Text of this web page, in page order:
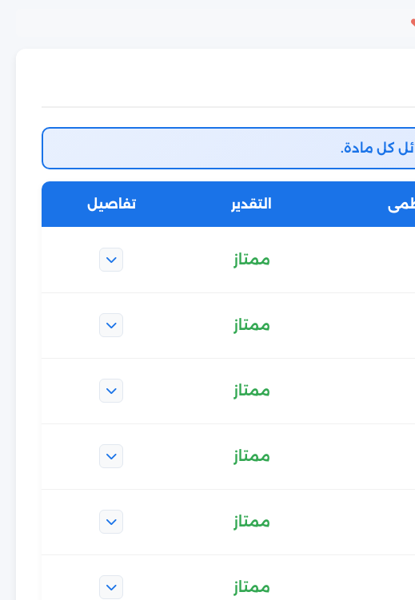
كل مادة.
التقدير تفاصيل
ممتاز
ممتاز
ممتاز
ممتاز
ممتاز
ممتاز